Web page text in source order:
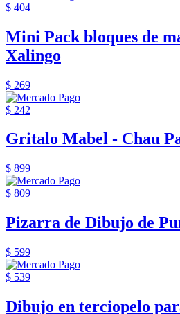
$ 404
Mini Pack bloques de
Xalingo
$ 269
$ 242
Gritalo Mabel - Chau
$ 899
$ 809
Pizarra de Dibujo de
$ 599
$ 539
Dibujo en terciopelo